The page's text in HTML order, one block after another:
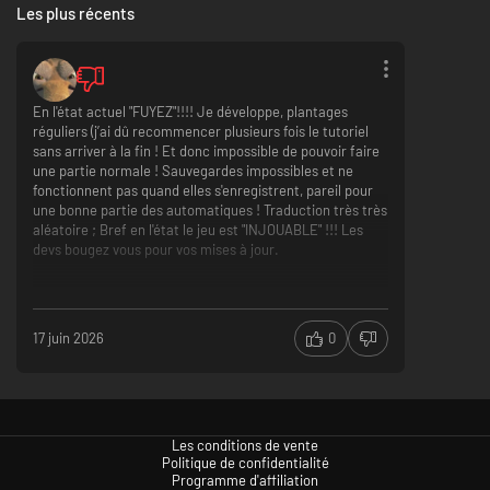
la politique et de la guerre de l'époque médiévale.
Commandez à travers votre héros
À une époque où de grands hommes façonnent l'histoire, votre dirigeant
permettant des batailles en temps réel et la défense de la cité, en
stimulant la croissance et la construction de la ville, ou en menant de
complexes intrigues dans les cours étrangères. Chaque décision est un
laisser filer des opportunités ?
Les plus récents
En l'état actuel "FUYEZ"!!!! Je développe, plantages
réguliers (j’ai dû recommencer plusieurs fois le tutoriel
sans arriver à la fin ! Et donc impossible de pouvoir faire
une partie normale ! Sauvegardes impossibles et ne
fonctionnent pas quand elles s'enregistrent, pareil pour
une bonne partie des automatiques ! Traduction très très
aléatoire ; Bref en l'état le jeu est "INJOUABLE" !!! Les
devs bougez vous pour vos mises à jour.
17 juin 2026 0
Les conditions de vente
Politique de confidentialité
Programme d'affiliation